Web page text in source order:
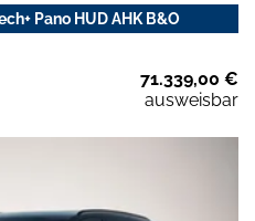
Pano HUD AHK B&O
71.339,00 €
ausweisbar